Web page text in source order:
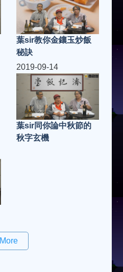
葉sir教你金鑲玉炒飯
秘訣
2019-09-14
葉sir同你論中秋節的
秋字玄機
More